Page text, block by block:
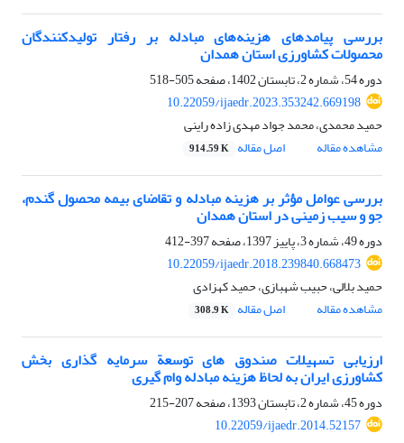
بررسی پیامد‌های هزینه‌های مبادله بر رفتار تولیدکنندگان
محصولات کشاورزی استان همدان
دوره 54، شماره 2، تابستان 1402، صفحه
505-518
10.22059/ijaedr.2023.353242.669198
حمید محمدی، محمد جواد مهدی زاده راینی
مشاهده مقاله
اصل مقاله 914.59 K
بررسی عوامل مؤثر بر هزینه مبادله و تقاضای بیمه محصول گندم،
جو و سیب زمینی در استان همدان
دوره 49، شماره 3، پاییز 1397، صفحه
397-412
10.22059/ijaedr.2018.239840.668473
حمید بلالی، حبیب شهبازی، حمید کهزادی
مشاهده مقاله
اصل مقاله 308.9 K
ارزیابی تسهیلات صندوق های توسعة سرمایه گذاری بخش
کشاورزی ایران به لحاظ هزینه مبادله وام گیری
دوره 45، شماره 2، تابستان 1393، صفحه
207-215
10.22059/ijaedr.2014.52157